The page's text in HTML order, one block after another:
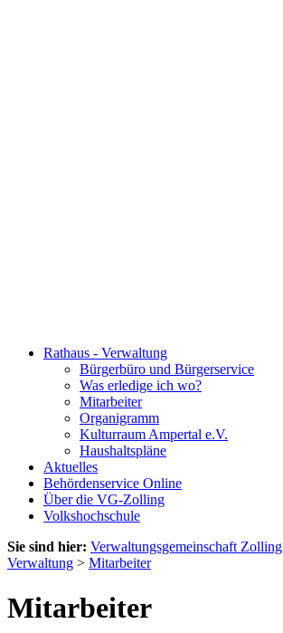
Rathaus - Verwaltung
Bürgerbüro und Bürgerservice
Was erledige ich wo?
Mitarbeiter
Organigramm
Kulturraum Ampertal e.V.
Haushaltspläne
Aktuelles
Behördenservice Online
Über die VG-Zolling
Volkshochschule
Sie sind hier: Verwaltungsgemeinschaft Zolling
Verwaltung > Mitarbeiter
Mitarbeiter